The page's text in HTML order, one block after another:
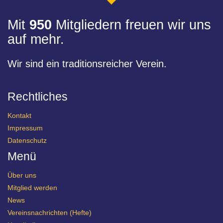
Mit 950 Mitgliedern freuen wir uns
auf mehr.
Wir sind ein traditionsreicher Verein.
Rechtliches
Kontakt
Impressum
Datenschutz
Menü
Über uns
Mitglied werden
News
Vereinsnachrichten (Hefte)